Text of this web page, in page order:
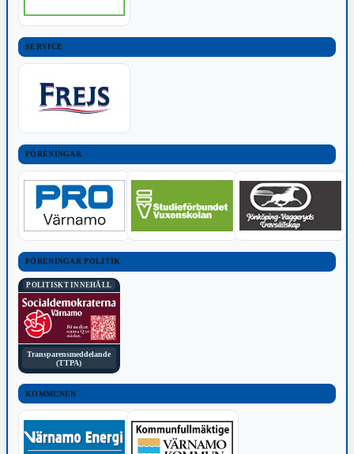
SERVICE
FÖRENINGAR
FÖRENINGAR POLITIK
POLITISKT INNEHÅLL
Transparensmeddelande
(TTPA)
KOMMUNEN